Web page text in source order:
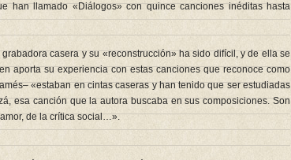
han llamado «Diálogos» con quince canciones inéditas hasta
casera y su «reconstrucción» ha sido difícil, y de ella se
aporta su experiencia con estas canciones que reconoce como
«estaban en cintas caseras y han tenido que ser estudiadas
esa canción que la autora buscaba en sus composiciones. Son
de la crítica social…».